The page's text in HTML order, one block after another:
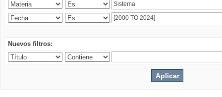
Nuevos filtros: